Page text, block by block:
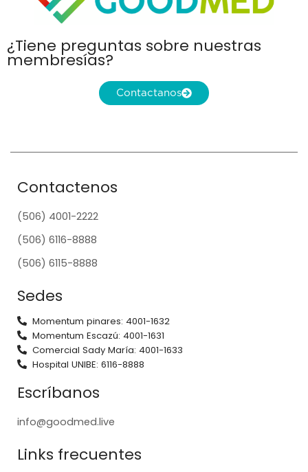
¿Tiene preguntas sobre nuestras
membresías?
Contactanos
Contactenos
(506) 4001-2222
(506) 6116-8888
(506) 6115-8888
Sedes
Momentum pinares: 4001-1632
Momentum Escazú: 4001-1631
Comercial Sady María: 4001-1633
Hospital UNIBE: 6116-8888
Escríbanos
info@goodmed.live
Links frecuentes